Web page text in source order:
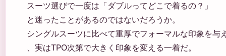
スーツ選びで一度は「ダブルってどこで着るの？」
と迷ったことがあるのではないだろうか。
シングルスーツに比べて重厚でフォーマルな印象を与
、実はTPO次第で大きく印象を変える一着だ。